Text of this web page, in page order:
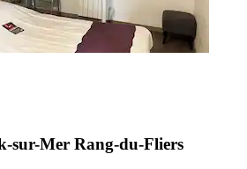
sur-Mer Rang-du-Fliers